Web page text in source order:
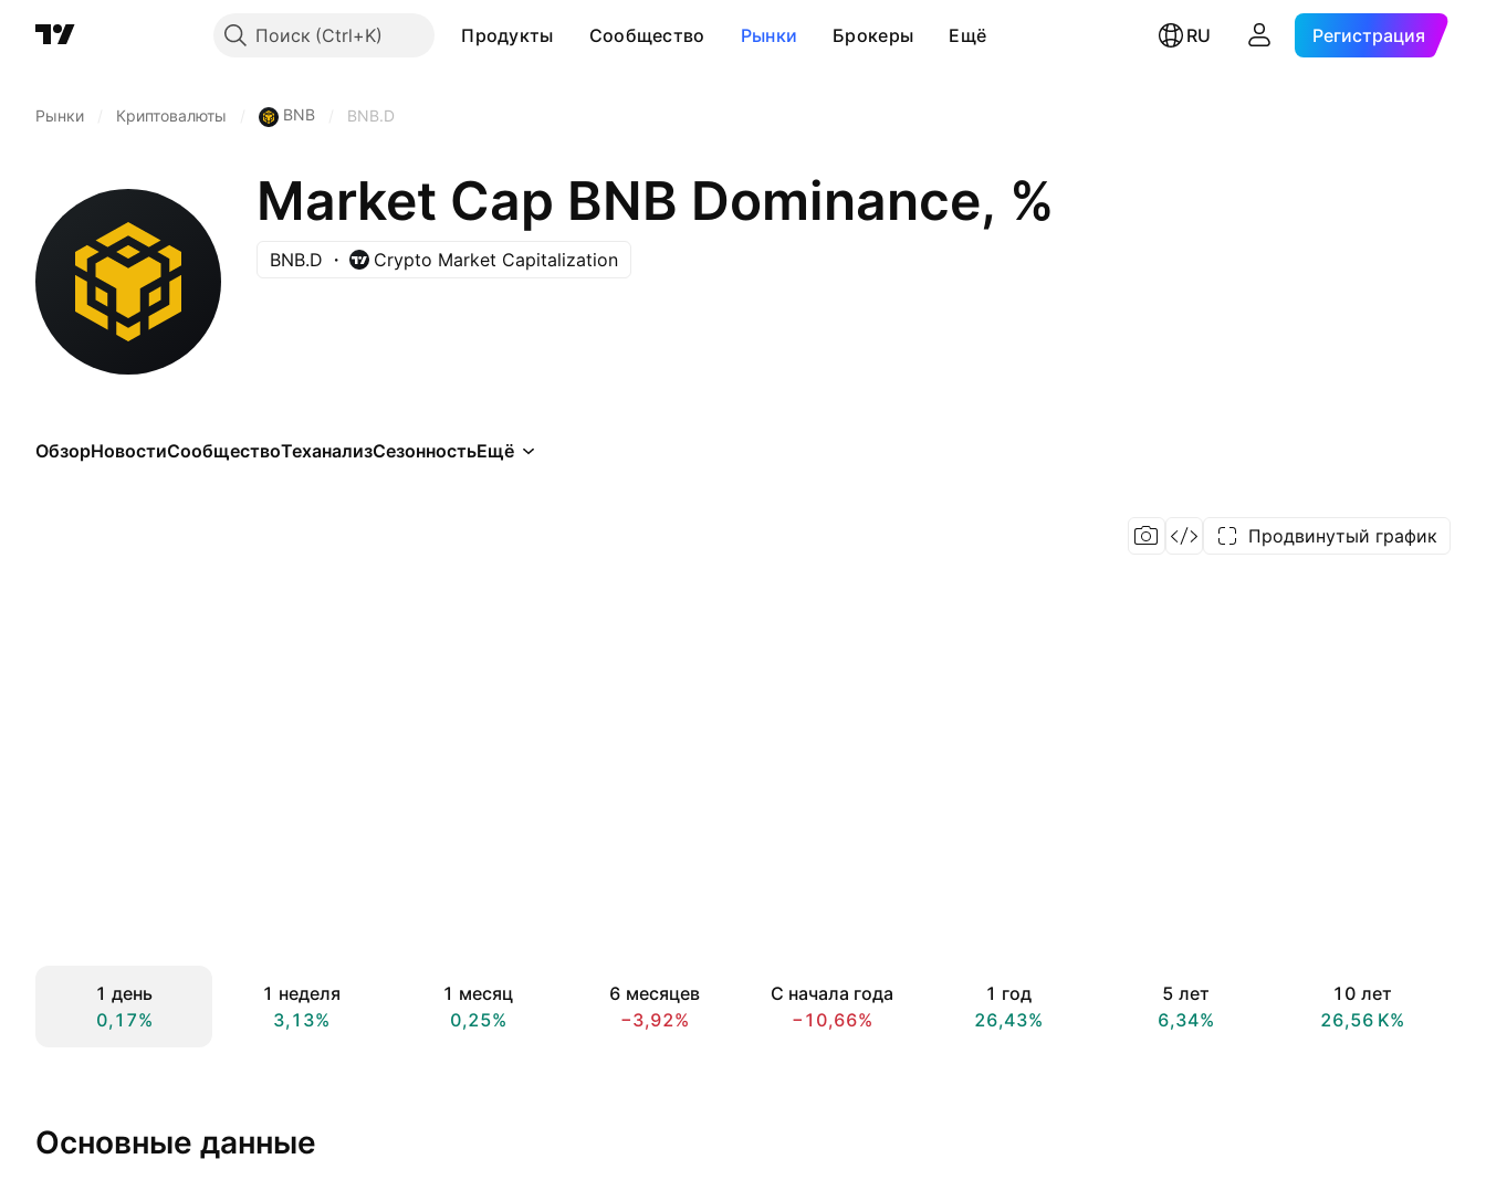
Поиск Продукты Сообщество Рынки Брокеры Ещё RU Регистрация
Рынки Криптовалюты BNB BNB.D
Market Cap BNB Dominance, %
BNB.D Crypto Market Capitalization
ОбзорНовостиСообществоТеханализСезонностьЕщё
Продвинутый график
1 день
0,17%
1 неделя
3,13%
1 месяц
0,25%
6 месяцев
−3,92%
С начала года
−10,66%
1 год
26,43%
5 лет
6,34%
10 лет
‪26,56 K‬%
Основные данные